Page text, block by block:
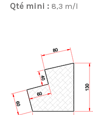
Qté mini : 8,3 m/l